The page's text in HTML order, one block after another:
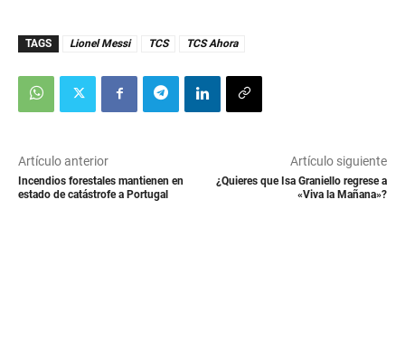
TAGS Lionel Messi TCS TCS Ahora
Artículo anterior
Incendios forestales mantienen en
estado de catástrofe a Portugal
Artículo siguiente
¿Quieres que Isa Graniello regrese a
«Viva la Mañana»?